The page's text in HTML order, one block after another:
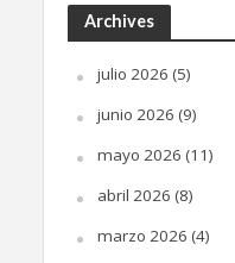
Archives
julio 2026 (5)
junio 2026 (9)
mayo 2026 (11)
abril 2026 (8)
marzo 2026 (4)